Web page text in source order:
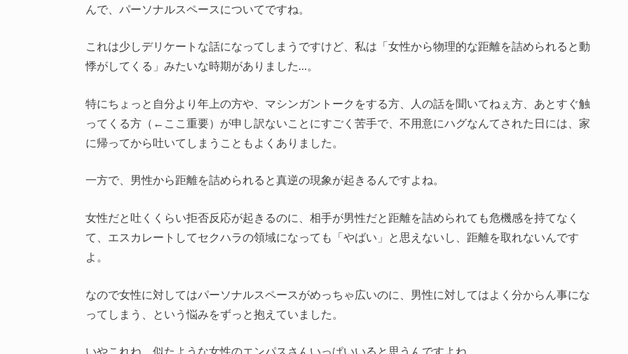
んで、パーソナルスペースについてですね。
これは少しデリケートな話になってしまうですけど、私は「女性から物理的な距離を詰められると動
悸がしてくる」みたいな時期がありました…。
特にちょっと自分より年上の方や、マシンガントークをする方、人の話を聞いてねぇ方、あとすぐ触
ってくる方（←ここ重要）が申し訳ないことにすごく苦手で、不用意にハグなんてされた日には、家
に帰ってから吐いてしまうこともよくありました。
一方で、男性から距離を詰められると真逆の現象が起きるんですよね。
女性だと吐くくらい拒否反応が起きるのに、相手が男性だと距離を詰められても危機感を持てなく
て、エスカレートしてセクハラの領域になっても「やばい」と思えないし、距離を取れないんです
よ。
なので女性に対してはパーソナルスペースがめっちゃ広いのに、男性に対してはよく分からん事にな
ってしまう、という悩みをずっと抱えていました。
いやこれね、似たような女性のエンパスさんいっぱいいると思うんですよね。